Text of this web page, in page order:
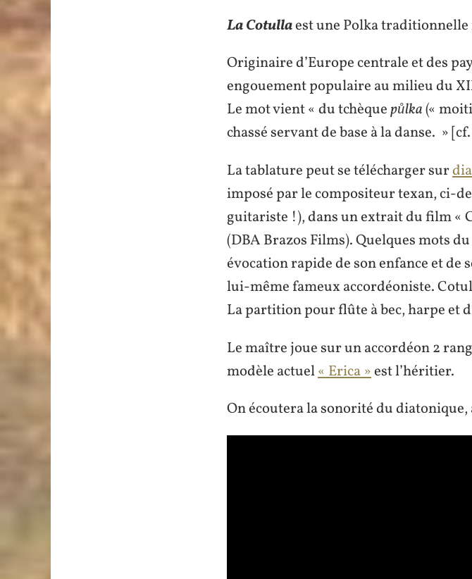
La Cotullaest une Polka traditionnelle
Originaire d’Europe centrale et des
engouement populaire au milieu du
Le mot vient « du tchèquepůlka(«
chassé servant de base à la danse. » [cf.
La tablature peut se télécharger sur
imposé par le compositeur texan, ci-
guitariste !), dans un extrait du film «
(DBA Brazos Films). Quelques mots
évocation rapide de son enfance et de
lui-même fameux accordéoniste.
La partition pour flûte à bec, harpe et
Le maître joue sur un accordéon 2
modèle actuel« Erica »est l’héritier.
On écoutera la sonorité du